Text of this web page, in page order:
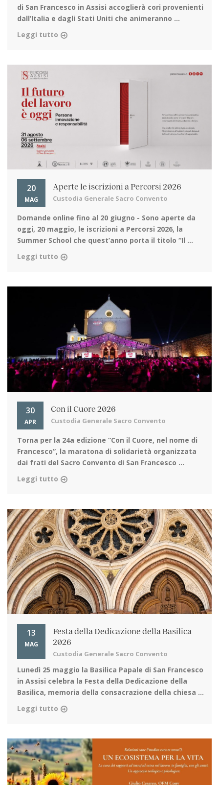
di San Francesco in Assisi accoglierà cori provenienti
dall’Italia e dagli Stati Uniti che animeranno ...
Leggi tutto
20
MAG
Aperte le iscrizioni a Percorsi 2026
Custodia Generale Sacro Convento
Domande online fino al 20 giugno - Sono aperte da
oggi, 20 maggio, le iscrizioni a Percorsi 2026, la
Summer School che quest’anno porta il titolo “Il ...
Leggi tutto
30
APR
Con il Cuore 2026
Custodia Generale Sacro Convento
Torna per la 24a edizione “Con il Cuore, nel nome di
Francesco”, la maratona di solidarietà organizzata
dai frati del Sacro Convento di San Francesco ...
Leggi tutto
13
MAG
Festa della Dedicazione della Basilica
2026
Custodia Generale Sacro Convento
Lunedì 25 maggio la Basilica Papale di San Francesco
in Assisi celebra la Festa della Dedicazione della
Basilica, memoria della consacrazione della chiesa ...
Leggi tutto